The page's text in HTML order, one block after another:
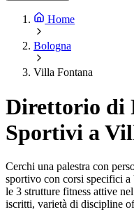
Home
Bologna
Villa Fontana
Direttorio di
Sportivi a
Cerchi una palestra con
sportivo con corsi specifici
le 3 strutture fitness attive
iscritti, varietà di discipline